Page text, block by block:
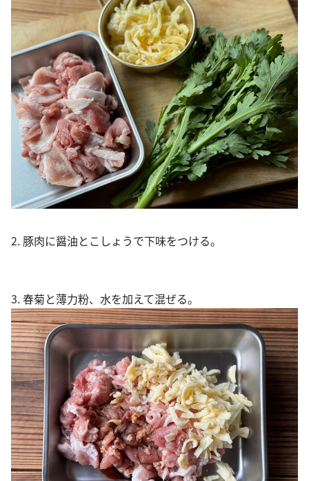
2. 豚肉に醤油とこしょうで下味をつける。
3. 春菊と薄力粉、水を加えて混ぜる。